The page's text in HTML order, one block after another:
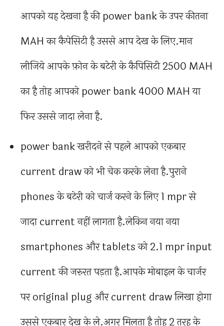
आपको यह देखना है की power bank के उपर कीतना
MAH का कैपेसिटी है उससे आप देख के लिए.मान
लीजिये आपके फ़ोन के बटेरी के कैपिसिटी 2500 MAH
का है तोह आपको power bank 4000 MAH या
फिर उससे जादा लेना है.
power bank खरीदने से पहले आपको एकबार
current draw को भी चेक करके लेना है.पुराने
phones के बटेरी को चार्ज करने के लिए 1 mpr से
जादा current नहीं लागता है.लेकिन नया नया
smartphones और tablets को 2.1 mpr input
current की जरुरत पड़ता है.आपके मोबाइल के चार्जर
पर original plug और current draw लिखा होगा
उससे एकबार देख के ले.अगर मिलता है तोह 2 तरह के